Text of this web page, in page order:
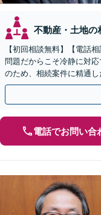
不動産・土地の
【初回相談無料】【電話
問題だからこそ冷静に対
のため、相続案件に精通
言書作成、事業継承、家
電話でお問い合